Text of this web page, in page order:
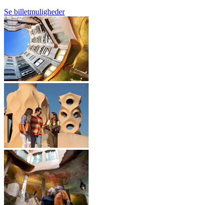
Se billetmuligheder